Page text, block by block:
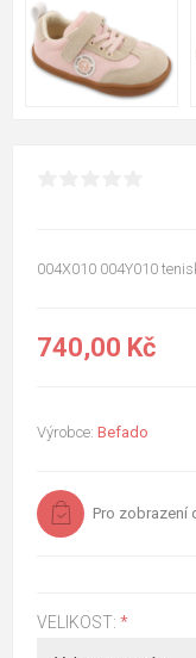
004X010 004Y010
740,00 Kč
Výrobce: Befado
Pro zobrazení
VELIKOST: *